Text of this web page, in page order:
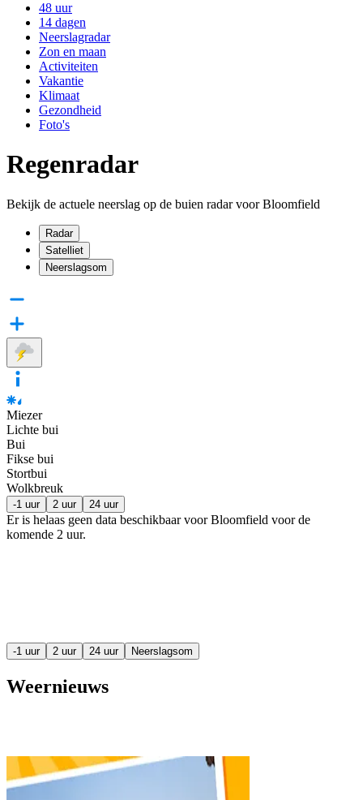
48 uur
14 dagen
Neerslagradar
Zon en maan
Activiteiten
Vakantie
Klimaat
Gezondheid
Foto's
Regenradar
Bekijk de actuele neerslag op de buien radar voor Bloomfield
Radar
Satelliet
Neerslagsom
Miezer
Lichte bui
Bui
Fikse bui
Stortbui
Wolkbreuk
-1 uur 2 uur 24 uur
Er is helaas geen data beschikbaar voor Bloomfield voor de
komende 2 uur.
-1 uur 2 uur 24 uur Neerslagsom
Weernieuws